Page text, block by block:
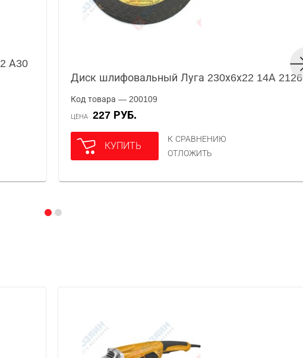
А30
Диск шлифовальный Луга 230х6х22 14А 2126
Код товара — 200109
ЦЕНА 227 РУБ.
КУПИТЬ
К СРАВНЕНИЮ
ОТЛОЖИТЬ